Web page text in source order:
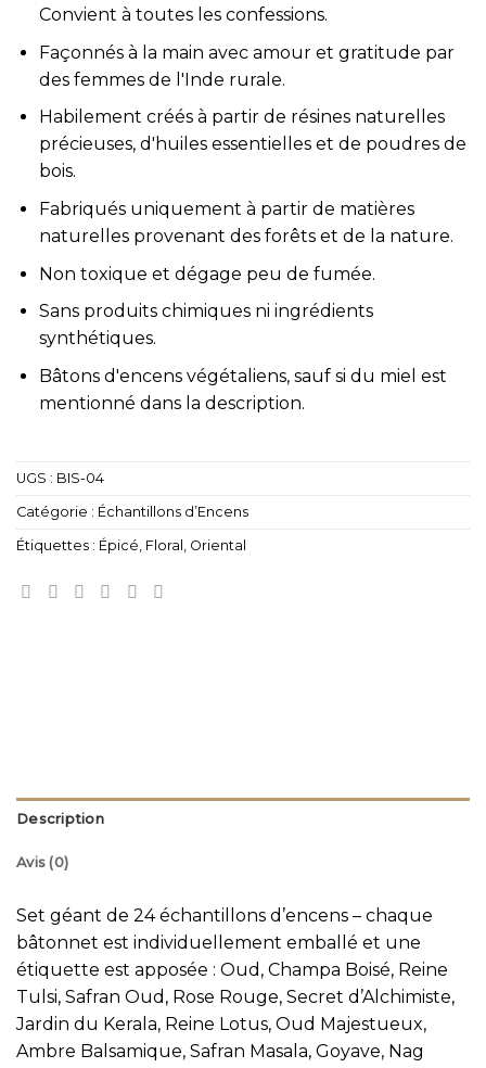
Convient à toutes les confessions.
Façonnés à la main avec amour et gratitude par
des femmes de l'Inde rurale.
Habilement créés à partir de résines naturelles
précieuses, d'huiles essentielles et de poudres de
bois.
Fabriqués uniquement à partir de matières
naturelles provenant des forêts et de la nature.
Non toxique et dégage peu de fumée.
Sans produits chimiques ni ingrédients
synthétiques.
Bâtons d'encens végétaliens, sauf si du miel est
mentionné dans la description.
UGS : BIS-04
Catégorie : Échantillons d’Encens
Étiquettes : Épicé, Floral , Oriental
Description
Avis (0)
Set géant de 24 échantillons d’encens – chaque
bâtonnet est individuellement emballé et une
étiquette est apposée : Oud, Champa Boisé, Reine
Tulsi, Safran Oud, Rose Rouge, Secret d’Alchimiste,
Jardin du Kerala, Reine Lotus, Oud Majestueux,
Ambre Balsamique, Safran Masala, Goyave, Nag